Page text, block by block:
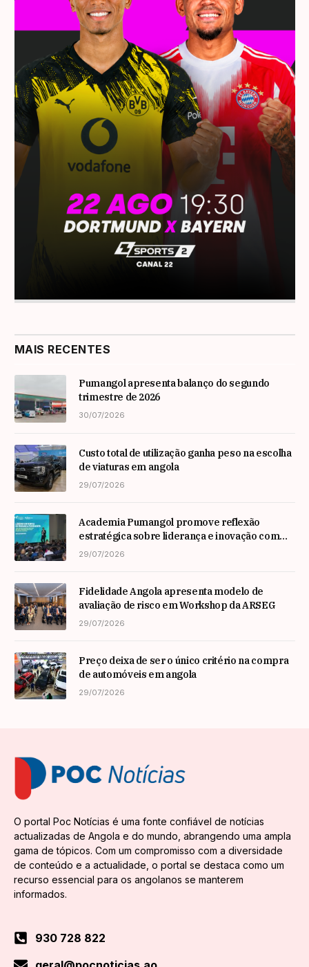
MAIS RECENTES
Pumangol apresenta balanço do segundo
trimestre de 2026
30/07/2026
Custo total de utilização ganha peso na escolha
de viaturas em angola
29/07/2026
Academia Pumangol promove reflexão
estratégica sobre liderança e inovação com
especialista internacional Nadim Habib
29/07/2026
Fidelidade Angola apresenta modelo de
avaliação de risco em Workshop da ARSEG
29/07/2026
Preço deixa de ser o único critério na compra
de automóveis em angola
29/07/2026
O portal Poc Notícias é uma fonte confiável de notícias
actualizadas de Angola e do mundo, abrangendo uma ampla
gama de tópicos. Com um compromisso com a diversidade
de conteúdo e a actualidade, o portal se destaca como um
recurso essencial para os angolanos se manterem
informados.
930 728 822